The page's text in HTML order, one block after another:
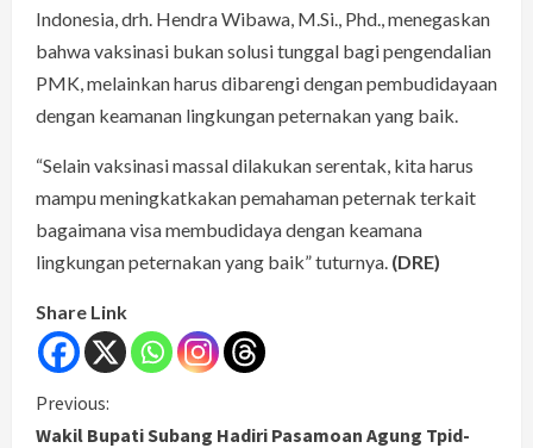
Indonesia, drh. Hendra Wibawa, M.Si., Phd., menegaskan
bahwa vaksinasi bukan solusi tunggal bagi pengendalian
PMK, melainkan harus dibarengi dengan pembudidayaan
dengan keamanan lingkungan peternakan yang baik.
“Selain vaksinasi massal dilakukan serentak, kita harus
mampu meningkatkakan pemahaman peternak terkait
bagaimana visa membudidaya dengan keamana
lingkungan peternakan yang baik” tuturnya. (DRE)
Share Link
C
Previous:
Wakil Bupati Subang Hadiri Pasamoan Agung Tpid-